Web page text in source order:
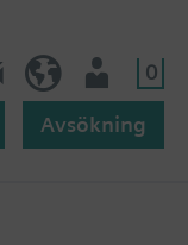
0
Avsökning